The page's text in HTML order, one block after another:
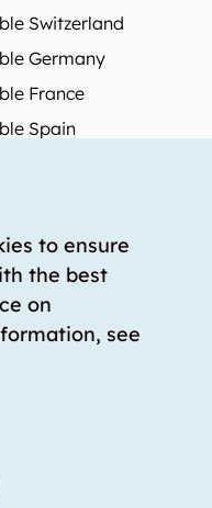
Switzerland
Germany
France
Spain
room?
to ensure
the best
on
see